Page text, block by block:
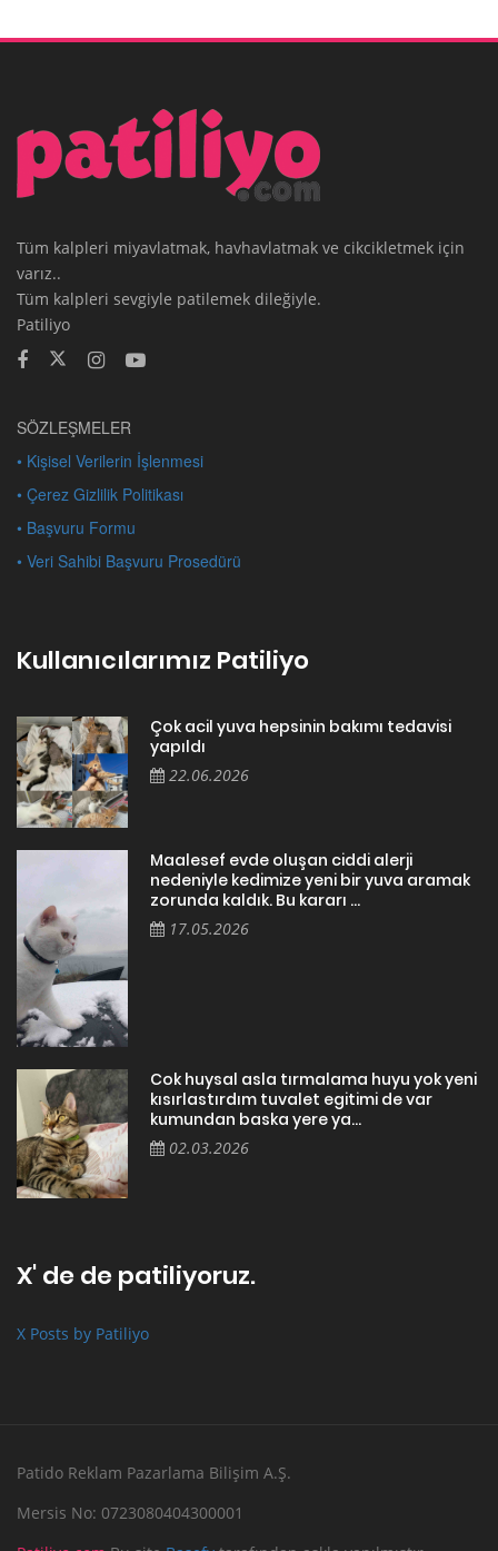
Tüm kalpleri miyavlatmak, havhavlatmak ve cikcikletmek için
varız..
Tüm kalpleri sevgiyle patilemek dileğiyle.
Patiliyo
SÖZLEŞMELER
• Kişisel Verilerin İşlenmesi
• Çerez Gizlilik Politikası
• Başvuru Formu
• Veri Sahibi Başvuru Prosedürü
Kullanıcılarımız Patiliyo
Çok acil yuva hepsinin bakımı tedavisi
yapıldı
22.06.2026
Maalesef evde oluşan ciddi alerji
nedeniyle kedimize yeni bir yuva aramak
zorunda kaldık. Bu kararı ...
17.05.2026
Cok huysal asla tırmalama huyu yok yeni
kısırlastırdım tuvalet egitimi de var
kumundan baska yere ya...
02.03.2026
X' de de patiliyoruz.
X Posts by Patiliyo
Patido Reklam Pazarlama Bilişim A.Ş.
Mersis No: 0723080404300001